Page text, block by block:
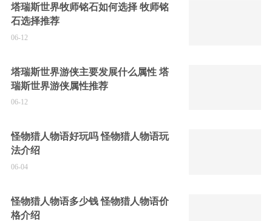
塔瑞斯世界牧师铭石如何选择 牧师铭
石选择推荐
06-12
塔瑞斯世界游侠主要发展什么属性 塔
瑞斯世界游侠属性推荐
06-12
怪物猎人物语好玩吗 怪物猎人物语玩
法介绍
06-04
怪物猎人物语多少钱 怪物猎人物语价
格介绍